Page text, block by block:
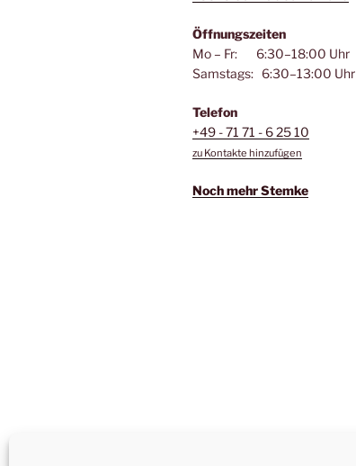
Öffnungszeiten
Mo – Fr: 6:30–18:00 Uhr
Samstags: 6:30–13:00 Uhr
Telefon
+49 - 71 71 - 6 25 10
zu Kontakte hinzufügen
Noch mehr Stemke